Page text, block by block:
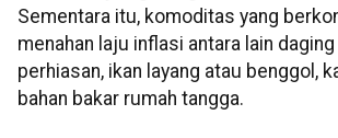
Sementara itu, komoditas yang
menahan laju inflasi antara lain
perhiasan, ikan layang atau benggol,
bahan bakar rumah tangga.